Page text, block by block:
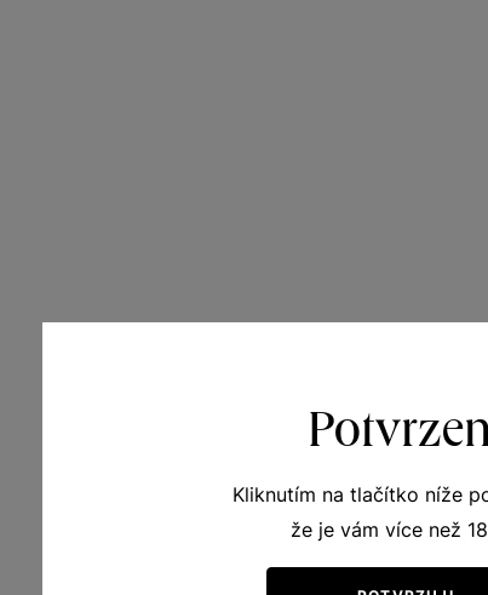
Kliknutím na tlačítko níže
že je vám více než